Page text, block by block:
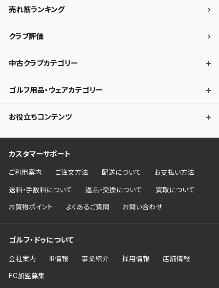
売れ筋ランキング
クラブ評価
中古クラブカテゴリー
ゴルフ用品・ウェアカテゴリー
お役立ちコンテンツ
カスタマーサポート
ご利用案内 ご注文方法 配送について お支払い方法
送料・手数料について 返品・交換について 買取について
お買物ポイント よくあるご質問 お問い合わせ
ゴルフ・ドゥについて
会社案内 IR情報 事業紹介 採用情報 店舗情報
FC加盟募集